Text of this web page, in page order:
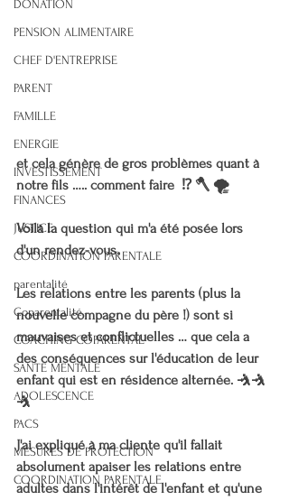
DONATION
PENSION ALIMENTAIRE
CHEF D'ENTREPRISE
PARENT
FAMILLE
ENERGIE
INVESTISSEMENT
FINANCES
JUSTICE
COORDINATION PARENTALE
parentalité
Coparentalité
COACHING COPARENTAL
SANTE MENTALE
ADOLESCENCE
PACS
MESURES DE PROTECTION
COORDINATION PARENTALE
et cela génère de gros problèmes quant à
notre fils ….. comment faire  ⁉️ 🪓 🌪
Voilà la question qui m'a été posée lors
d'un rendez-vous.
Les relations entre les parents (plus la
nouvelle compagne du père !) sont si
mauvaises et conflictuelles … que cela a
des conséquences sur l'éducation de leur
enfant qui est en résidence alternée. 🤺🤺
🤺
J'ai expliqué à ma cliente qu'il fallait
absolument apaiser les relations entre
adultes dans l'intérêt de l'enfant et qu'une